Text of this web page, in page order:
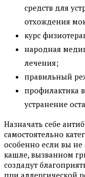
средств для
отхождения
курс
народная
лечения;
правильный
профилактика
устранение
Назначать себе
самостоятельно
особенно если вы не
кашле, вызванном
создадут